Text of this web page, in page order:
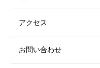
アクセス
お問い合わせ